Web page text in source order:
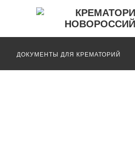
ДОКУМЕНТЫ ДЛЯ КРЕМАТОРИЙ